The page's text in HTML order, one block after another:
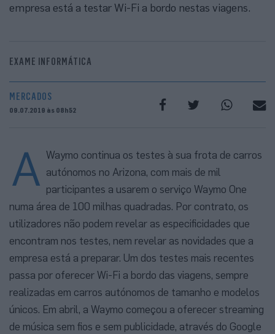
empresa está a testar Wi-Fi a bordo nestas viagens.
EXAME INFORMÁTICA
MERCADOS
09.07.2019 às 08h52
A Waymo continua os testes à sua frota de carros
autónomos no Arizona, com mais de mil
participantes a usarem o serviço Waymo One
numa área de 100 milhas quadradas. Por contrato, os
utilizadores não podem revelar as especificidades que
encontram nos testes, nem revelar as novidades que a
empresa está a preparar. Um dos testes mais recentes
passa por oferecer Wi-Fi a bordo das viagens, sempre
realizadas em carros autónomos de tamanho e modelos
únicos. Em abril, a Waymo começou a oferecer streaming
de música sem fios e sem publicidade, através do Google